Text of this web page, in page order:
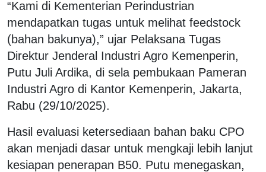
“Kami di Kementerian Perindustrian
mendapatkan tugas untuk melihat feedstock
(bahan bakunya),” ujar Pelaksana Tugas
Direktur Jenderal Industri Agro Kemenperin,
Putu Juli Ardika, di sela pembukaan Pameran
Industri Agro di Kantor Kemenperin, Jakarta,
Rabu (29/10/2025).
Hasil evaluasi ketersediaan bahan baku CPO
akan menjadi dasar untuk mengkaji lebih lanjut
kesiapan penerapan B50. Putu menegaskan,